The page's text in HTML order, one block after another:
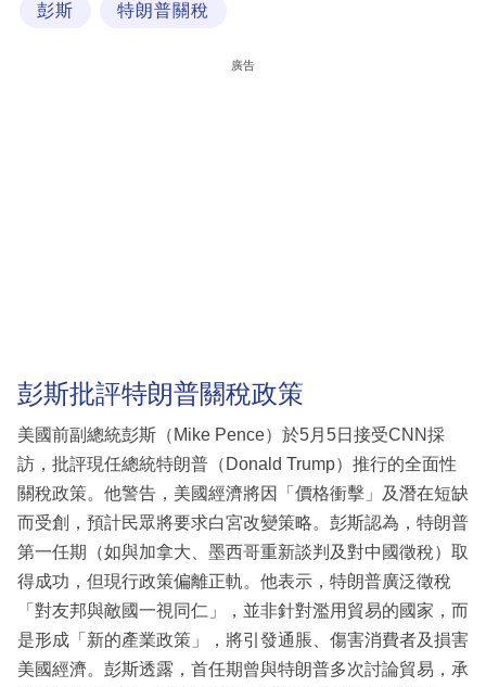
場
彭斯 特朗普關稅
廣告
彭斯批評特朗普關稅政策
美國前副總統彭斯（Mike Pence）於5月5日接受CNN採
訪，批評現任總統特朗普（Donald Trump）推行的全面性
關稅政策。他警告，美國經濟將因「價格衝擊」及潛在短缺
而受創，預計民眾將要求白宮改變策略。彭斯認為，特朗普
第一任期（如與加拿大、墨西哥重新談判及對中國徵稅）取
得成功，但現行政策偏離正軌。他表示，特朗普廣泛徵稅
「對友邦與敵國一視同仁」，並非針對濫用貿易的國家，而
是形成「新的產業政策」，將引發通脹、傷害消費者及損害
美國經濟。彭斯透露，首任期曾與特朗普多次討論貿易，承